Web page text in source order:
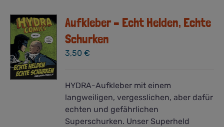
Aufkleber – Echt Helden, Echte
Schurken
3,50€
HYDRA-Aufkleber mit einem
langweiligen, vergesslichen, aber dafür
echten und gefährlichen
Superschurken. Unser Superheld